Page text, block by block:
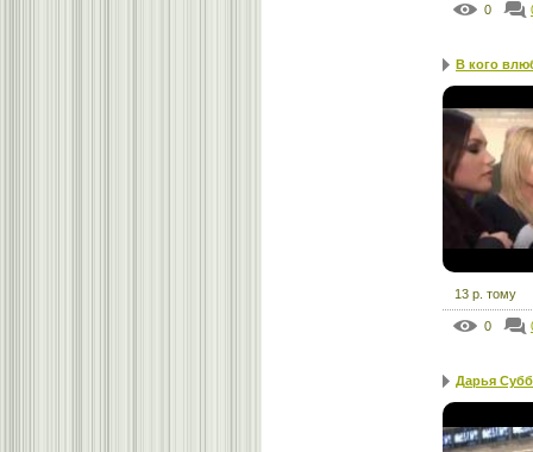
0
В кого
13 р. тому
0
Дарья